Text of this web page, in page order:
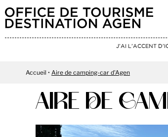
J'AI L'ACCENT
Accueil Aire de camping-car d'Agen
AIRE DE